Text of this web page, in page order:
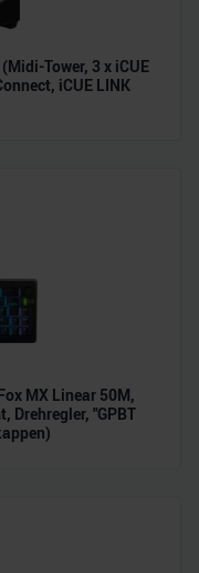
Tower, 3 x iCUE
iCUE LINK
MX Linear 50M,
Drehregler, "GPBT